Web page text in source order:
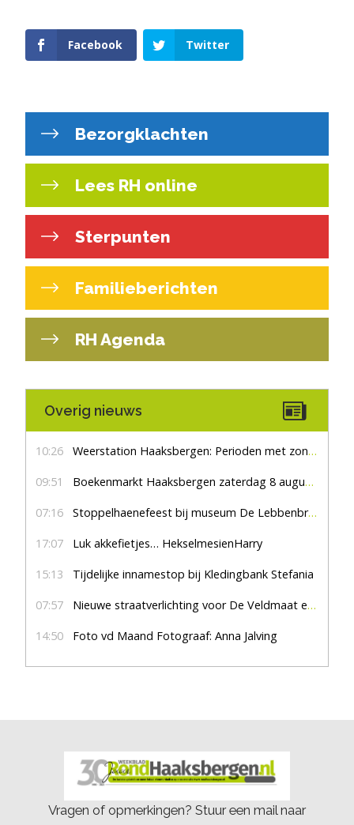
Facebook Twitter
Bezorgklachten
Lees RH online
Sterpunten
Familieberichten
RH Agenda
Overig nieuws
10:26 Weerstation Haaksbergen: Perioden met zon en droog
09:51 Boekenmarkt Haaksbergen zaterdag 8 augustus, marktplein Haaksbergen
07:16 Stoppelhaenefeest bij museum De Lebbenbrugge
17:07 Luk akkefietjes… HekselmesienHarry
15:13 Tijdelijke innamestop bij Kledingbank Stefania
07:57 Nieuwe straatverlichting voor De Veldmaat en De Pas
14:50 Foto vd Maand Fotograaf: Anna Jalving
Vragen of opmerkingen? Stuur een mail naar